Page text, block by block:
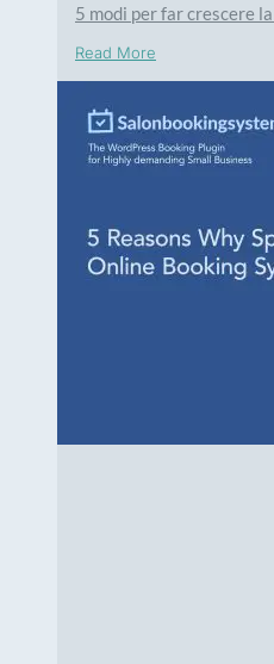
5 modi per far crescere
Read More